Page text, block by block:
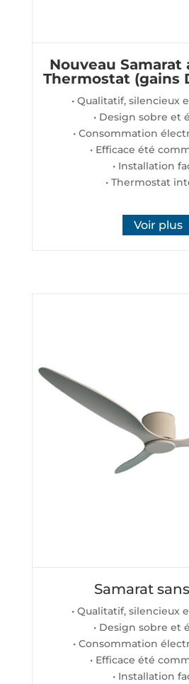
Nouveau Samarat
Thermostat (gains
• Qualitatif, silencieux
• Design sobre et
• Consommation
• Efficace été
• Installation
• Thermostat
Voir plus
Samarat
• Qualitatif, silencieux
• Design sobre et
• Consommation
• Efficace été
• Installation